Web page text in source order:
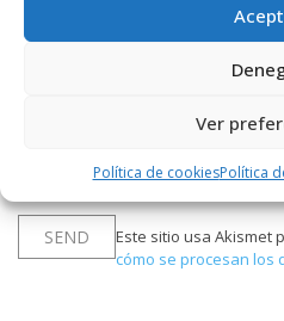
Ver
Política de cookiesPolítica
aprobado.
Este sitio usa Akismet
cómo se procesan los